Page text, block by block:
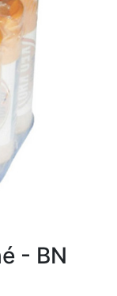
- BN